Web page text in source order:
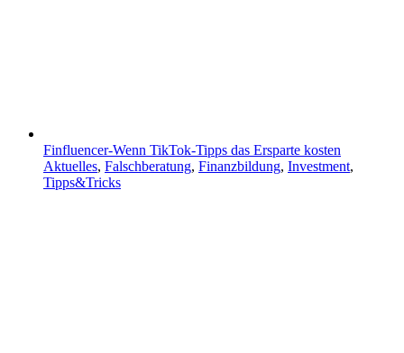
Finfluencer-Wenn TikTok-Tipps das Ersparte kosten
Aktuelles, Falschberatung, Finanzbildung, Investment,
Tipps&Tricks